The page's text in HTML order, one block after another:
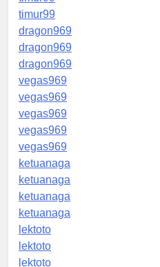
timur99
dragon969
dragon969
dragon969
vegas969
vegas969
vegas969
vegas969
vegas969
ketuanaga
ketuanaga
ketuanaga
ketuanaga
lektoto
lektoto
lektoto